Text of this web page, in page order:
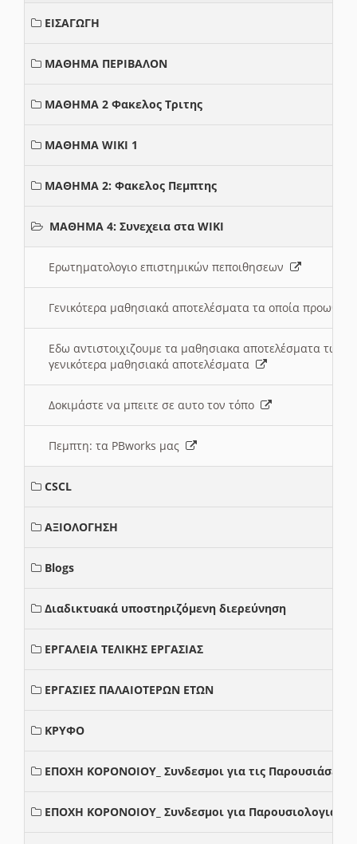
ΕΙΣΑΓΩΓΗ
ΜΑΘΗΜΑ ΠΕΡΙΒΑΛΟΝ
ΜΑΘΗΜΑ 2 Φακελος Τριτης
ΜΑΘΗΜΑ WIKI 1
ΜΑΘΗΜΑ 2: Φακελος Πεμπτης
ΜΑΘΗΜΑ 4: Συνεχεια στα WIKI
Ερωτηματολογιο επιστημικών πεποιθησεων
Γενικότερα μαθησιακά αποτελέσματα τα οποία
Εδω αντιστοιχιζουμε τα μαθησιακα αποτελέσματα
γενικότερα μαθησιακά αποτελέσματα
Δοκιμάστε να μπειτε σε αυτο τον τόπο
Πεμπτη: τα PBworks μας
CSCL
ΑΞΙΟΛΟΓΗΣΗ
Blogs
Διαδικτυακά υποστηριζόμενη διερεύνηση
ΕΡΓΑΛΕΙΑ ΤΕΛΙΚΗΣ ΕΡΓΑΣΙΑΣ
ΕΡΓΑΣΙΕΣ ΠΑΛΑΙΟΤΕΡΩΝ ΕΤΩΝ
ΚΡΥΦΟ
ΕΠΟΧΗ ΚΟΡΟΝΟΙΟΥ_ Συνδεσμοι για τις Παρουσιάσεις
ΕΠΟΧΗ ΚΟΡΟΝΟΙΟΥ_ Συνδεσμοι για Παρουσιολογια